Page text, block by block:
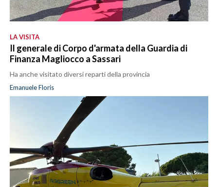
LA VISITA
Il generale di Corpo d'armata della Guardia di
Finanza Magliocco a Sassari
Ha anche visitato diversi reparti della provincia
Emanuele Floris